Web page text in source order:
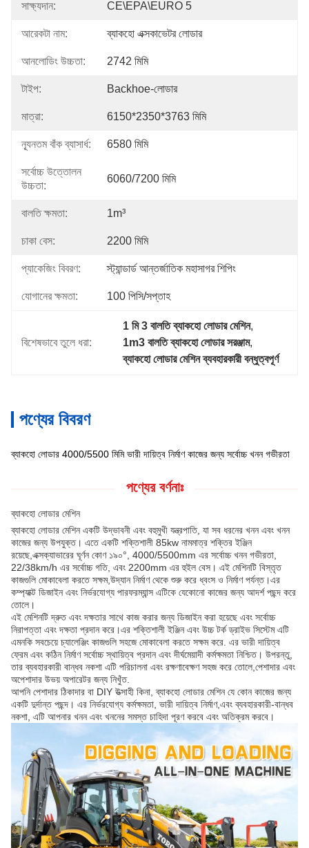
সাক্ষ্যদান: CE\EPA\EURO 5
আরেকটা নাম: ব্যাকহো এক্সকাভেটর লোডার
আনলোডিং উচ্চতা: 2742 মিমি
টাইপ: Backhoe-লোডার
মাত্রা: 6150*2350*3763 মিমি
ন্যূনতম বাঁক ব্যাসার্ধ: 6580 মিমি
সর্বোচ্চ উত্তোলন
উচ্চতা:
6060/7200 মিমি
বালতি ক্ষমতা: 1m³
চাকা বেস: 2200 মিমি
প্যাকেজিং বিবরণ: স্ট্যান্ডার্ড আন্তর্জাতিক মহাসাগর শিপিং
যোগানের ক্ষমতা: 100 পিসি/সপ্তাহ
বিশেষভাবে তুলে ধরা:
1 মি 3 বালতি ব্যাকহো লোডার মেশিন,
1m3 বালতি ব্যাকহো লোডার সরঞ্জাম,
ব্যাকহো লোডার মেশিন ব্যবহারকারী বন্ধুত্বপূর্ণ
পণ্যের বিবরণ
ব্যাকহো লোডার 4000/5500 মিমি ভারী দায়িত্ব নির্মাণ কাজের জন্য সর্বোচ্চ খনন গভীরতা
পণ্যের বর্ণনাঃ
ব্যাকহো লোডার মেশিন
ব্যাকহো লোডার মেশিন একটি উদ্ভাবনী এবং বহুমুখী যন্ত্রপাতি, যা সব ধরনের খনন এবং খনন
কাজের জন্য উপযুক্ত। এতে একটি শক্তিশালী 85kw নামমাত্র শক্তির ইঞ্জিন
রয়েছে,এক্সক্যাভারের ঘূর্ণন কোণ ১৯০°, 4000/5500mm এর সর্বোচ্চ খনন গভীরতা,
22/38km/h এর সর্বোচ্চ গতি, এবং 2200mm এর হুইল বেস। এই মেশিনটি বিস্তৃত
কাজগুলি মোকাবেলা করতে সক্ষম,উদ্যান নির্মাণ থেকে শুরু করে ধ্বংস ও নির্মাণ পর্যন্ত।এর
কম্প্যাক্ট ডিজাইন এবং নির্ভরযোগ্য পারফরম্যান্স এটিকে যেকোনো কাজের জন্য আদর্শ পছন্দ করে
তোলে।
এই মেশিনটি দ্রুত এবং দক্ষতার সাথে কাজ করার জন্য ডিজাইন করা হয়েছে এবং সর্বোচ্চ
নিরাপত্তা এবং দক্ষতা প্রদান করে।এর শক্তিশালী ইঞ্জিন এবং উচ্চ টর্ক ড্রাইভ সিস্টেম এটি
এমনকি সবচেয়ে চ্যালেঞ্জিং কাজগুলি সহজে মোকাবেলা করতে সক্ষম করে. এর ভারী দায়িত্ব
ফ্রেম এবং কঠিন নির্মাণ সর্বোচ্চ স্থায়িত্ব প্রদান এবং দীর্ঘমেয়াদী কর্মক্ষমতা নিশ্চিত। উপরন্তু,
তার ব্যবহারকারী বান্ধব নকশা এটি পরিচালনা এবং রক্ষণাবেক্ষণ সহজ করে তোলে,পেশাদার এবং
অপেশাদার উভয় অপারেটর জন্য নিখুঁত.
আপনি পেশাদার ঠিকাদার বা DIY উত্সাহী কিনা, ব্যাকহো লোডার মেশিন যে কোন কাজের জন্য
একটি দুর্দান্ত পছন্দ। এর নির্ভরযোগ্য কর্মক্ষমতা, ভারী দায়িত্ব নির্মাণ,এবং ব্যবহারকারী-বান্ধব
নকশা, এটি আপনার খনন এবং খননের সমস্ত চাহিদা পূরণ করবে এবং অতিক্রম করবে।